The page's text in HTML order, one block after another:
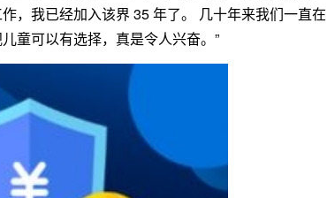
，我已经加入该界 35 年了。 几十年来我们一直在
童可以有选择，真是令人兴奋。”